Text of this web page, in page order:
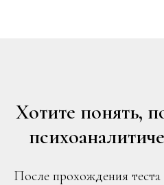
Хотите понять,
После прохождения